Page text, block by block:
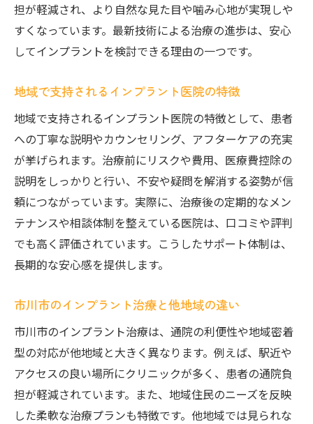
担が軽減され、より自然な見た目や噛み心地が実現しや
すくなっています。最新技術による治療の進歩は、安心
してインプラントを検討できる理由の一つです。
地域で支持されるインプラント医院の特徴
地域で支持されるインプラント医院の特徴として、患者
への丁寧な説明やカウンセリング、アフターケアの充実
が挙げられます。治療前にリスクや費用、医療費控除の
説明をしっかりと行い、不安や疑問を解消する姿勢が信
頼につながっています。実際に、治療後の定期的なメン
テナンスや相談体制を整えている医院は、口コミや評判
でも高く評価されています。こうしたサポート体制は、
長期的な安心感を提供します。
市川市のインプラント治療と他地域の違い
市川市のインプラント治療は、通院の利便性や地域密着
型の対応が他地域と大きく異なります。例えば、駅近や
アクセスの良い場所にクリニックが多く、患者の通院負
担が軽減されています。また、地域住民のニーズを反映
した柔軟な治療プランも特徴です。他地域では見られな